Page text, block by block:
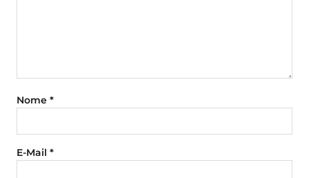
Nome *
E-Mail *